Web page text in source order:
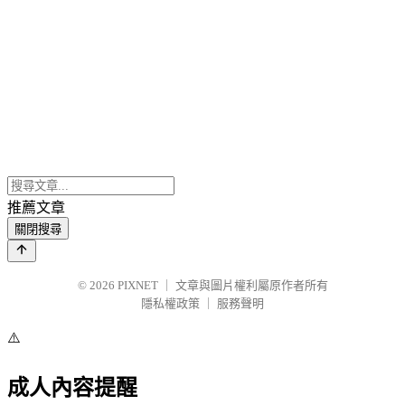
推薦文章
關閉搜尋
© 2026 PIXNET
文章與圖片權利屬原作者所有
隱私權政策
服務聲明
⚠️
成人內容提醒